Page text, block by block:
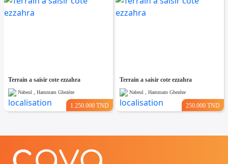
Terrain a saisir cote ezzahra
Nabeul , Hammam Ghezèze
1.250.000 TND
Terrain a saisir cote ezzahra
Nabeul , Hammam Ghezèze
250.000 TND